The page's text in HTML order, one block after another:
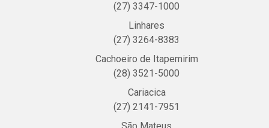
(27) 3347-1000
Linhares
(27) 3264-8383
Cachoeiro de Itapemirim
(28) 3521-5000
Cariacica
(27) 2141-7951